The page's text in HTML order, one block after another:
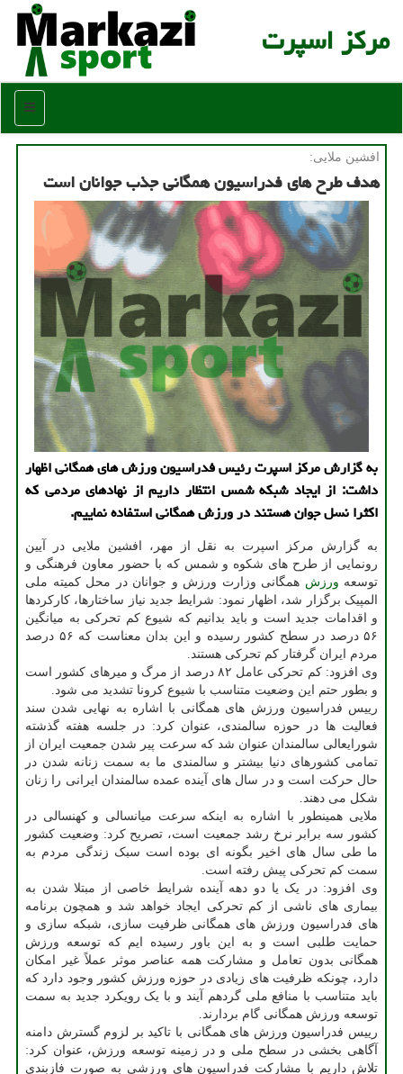
مركز اسپرت
منو
افشین ملایی:
هدف طرح های فدراسیون همگانی جذب جوانان است
به گزارش مركز اسپرت رئیس فدراسیون ورزش های همگانی اظهار
داشت: از ایجاد شبكه شمس انتظار داریم از نهادهای مردمی كه
اكثرا نسل جوان هستند در ورزش همگانی استفاده نماییم.
به گزارش مرکز اسپرت به نقل از مهر، افشین ملایی در آیین
رونمایی از طرح های شکوه و شمس که با حضور معاون فرهنگی و
توسعه ورزش همگانی وزارت ورزش و جوانان در محل کمیته ملی
المپیک برگزار شد، اظهار نمود: شرایط جدید نیاز ساختارها، کارکردها
و اقدامات جدید است و باید بدانیم که شیوع کم تحرکی به میانگین
۵۶ درصد در سطح کشور رسیده و این بدان معناست که ۵۶ درصد
مردم ایران گرفتار کم تحرکی هستند.
وی افزود: کم تحرکی عامل ۸۲ درصد از مرگ و میرهای کشور است
و بطور حتم این وضعیت متناسب با شیوع کرونا تشدید می شود.
رییس فدراسیون ورزش های همگانی با اشاره به نهایی شدن سند
فعالیت ها در حوزه سالمندی، عنوان کرد: در جلسه هفته گذشته
شورایعالی سالمندان عنوان شد که سرعت پیر شدن جمعیت ایران از
تمامی کشورهای دنیا بیشتر و سالمندی ما به سمت زنانه شدن در
حال حرکت است و در سال های آینده عمده سالمندان ایرانی را زنان
شکل می دهند.
ملایی همینطور با اشاره به اینکه سرعت میانسالی و کهنسالی در
کشور سه برابر نرخ رشد جمعیت است، تصریح کرد: وضعیت کشور
ما طی سال های اخیر بگونه ای بوده است سبک زندگی مردم به
سمت کم تحرکی پیش رفته است.
وی افزود: در یک یا دو دهه آینده شرایط خاصی از مبتلا شدن به
بیماری های ناشی از کم تحرکی ایجاد خواهد شد و همچون برنامه
های فدراسیون ورزش های همگانی ظرفیت سازی، شبکه سازی و
حمایت طلبی است و به این باور رسیده ایم که توسعه ورزش
همگانی بدون تعامل و مشارکت همه عناصر موثر عملاً غیر امکان
دارد، چونکه ظرفیت های زیادی در حوزه ورزش کشور وجود دارد که
باید متناسب با منافع ملی گردهم آیند و با یک رویکرد جدید به سمت
توسعه ورزش همگانی گام بردارند.
رییس فدراسیون ورزش های همگانی با تاکید بر لزوم گسترش دامنه
آگاهی بخشی در سطح ملی و در زمینه توسعه ورزش، عنوان کرد:
تلاش داریم با مشارکت فدراسیون های ورزشی به صورت فازبندی